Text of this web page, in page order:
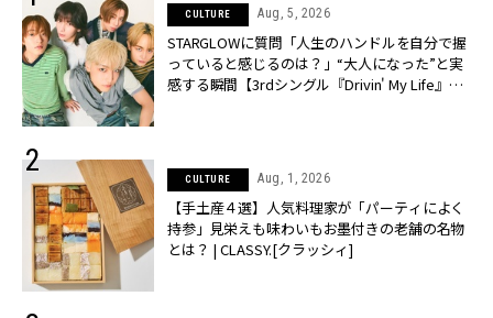
CULTURE Aug, 5, 2026
STARGLOWに質問「人生のハンドルを自分で握
っていると感じるのは？」“大️人になった”と実
感する瞬間【3rdシングル『Drivin' My Life』発
CULTURE Aug, 1, 2026
【手土産４選】人気料理家が「パーティによく
持参」見栄えも味わいもお墨付きの老舗の名物
とは？ | CLASSY.[クラッシィ]